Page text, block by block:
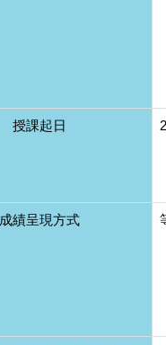
授課起日
成績呈現方式